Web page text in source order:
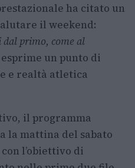
ha citato un
il weekend:
dal primo, come al
un punto di
e realtà atletica
il programma
la mattina del sabato
l’obiettivo di